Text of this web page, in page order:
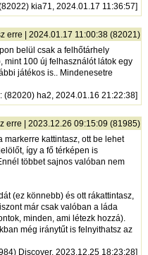
kia71, 2024.01.17 11:36:57]
erre | 2024.01.17 11:00:38 (82021)
belül csak a felhőtárhely
mint 100 új felhasználót látok egy
játékos is.. Mindenesetre
: (82020) ha2, 2024.01.16 21:22:38]
erre | 2023.12.26 09:15:09 (81985)
markerre kattintasz, ott be lehet
így a fő térképen is
többet sajnos valóban nem
(ez könnebb) és ott rákattintasz,
már csak valóban a láda
minden, ami létezk hozzá).
még iránytűt is felnyithatsz az
Discover, 2023.12.25 18:23:28]